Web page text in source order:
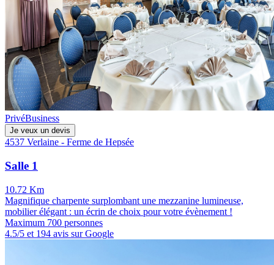
PrivéBusiness
Je veux un devis
4537 Verlaine - Ferme de Hepsée
Salle 1
10.72 Km
Magnifique charpente surplombant une mezzanine lumineuse,
mobilier élégant : un écrin de choix pour votre évènement !
Maximum 700 personnes
4.5/5 et 194 avis sur Google